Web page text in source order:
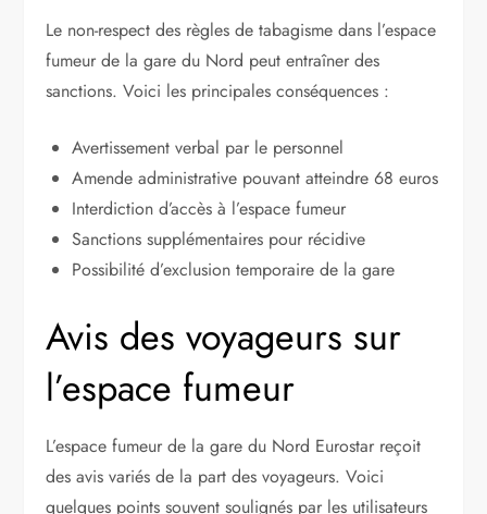
Le non-respect des règles de tabagisme dans l’espace
fumeur de la gare du Nord peut entraîner des
sanctions. Voici les principales conséquences :
Avertissement verbal par le personnel
Amende administrative pouvant atteindre 68 euros
Interdiction d’accès à l’espace fumeur
Sanctions supplémentaires pour récidive
Possibilité d’exclusion temporaire de la gare
Avis des voyageurs sur
l’espace fumeur
L’espace fumeur de la gare du Nord Eurostar reçoit
des avis variés de la part des voyageurs. Voici
quelques points souvent soulignés par les utilisateurs